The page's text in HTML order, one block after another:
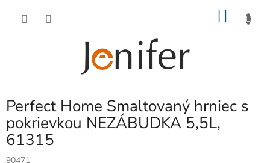
Perfect Home Smaltovaný hrniec s
pokrievkou NEZÁBUDKA 5,5L,
61315
90471